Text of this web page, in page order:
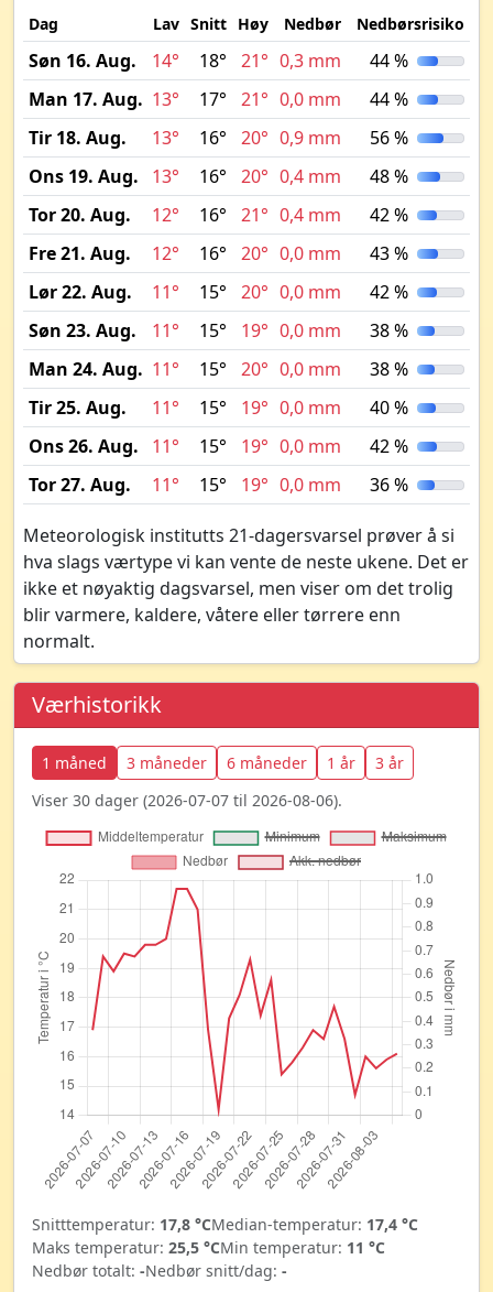
Dag Lav Snitt Høy Nedbør Nedbørsrisiko
Søn 16. Aug. 14° 18° 21° 0,3 mm
44 %
Man 17. Aug. 13° 17° 21° 0,0 mm
44 %
Tir 18. Aug.
13° 16° 20° 0,9 mm
56 %
Ons 19. Aug.
13° 16° 20° 0,4 mm
48 %
Tor 20. Aug.
12° 16° 21° 0,4 mm
42 %
Fre 21. Aug.
12° 16° 20° 0,0 mm
43 %
Lør 22. Aug.
11° 15° 20° 0,0 mm
42 %
Søn 23. Aug.
11° 15° 19° 0,0 mm
38 %
Man 24. Aug. 11° 15° 20° 0,0 mm
38 %
Tir 25. Aug.
11° 15° 19° 0,0 mm
40 %
Ons 26. Aug.
11° 15° 19° 0,0 mm
42 %
Tor 27. Aug.
11° 15° 19° 0,0 mm 36 %
Meteorologisk institutts 21-dagersvarsel prøver å si
hva slags værtype vi kan vente de neste ukene. Det er
ikke et nøyaktig dagsvarsel, men viser om det trolig
blir varmere, kaldere, våtere eller tørrere enn
normalt.
Værhistorikk
1 måned 3 måneder 6 måneder 1 år
3 år
Viser 30 dager (2026-07-07 til 2026-08-06).
Snitttemperatur: 17,8 °CMedian-temperatur: 17,4 °C
Maks temperatur: 25,5 °CMin temperatur: 11 °C
Nedbør totalt: -Nedbør snitt/dag: -